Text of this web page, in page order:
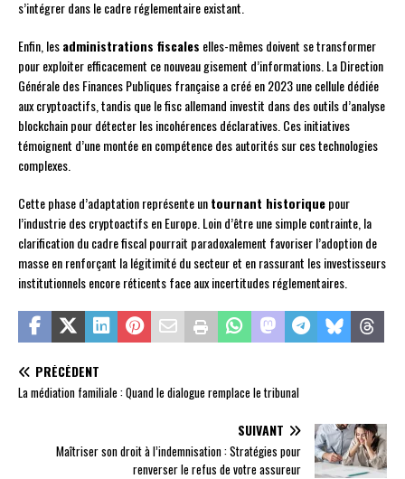
s’intégrer dans le cadre réglementaire existant.
Enfin, lesadministrations fiscales elles-mêmes doivent se transformer
pour exploiter efficacement ce nouveau gisement d’informations. La Direction
Générale des Finances Publiques française a créé en 2023 une cellule dédiée
aux cryptoactifs, tandis que le fisc allemand investit dans des outils d’analyse
blockchain pour détecter les incohérences déclaratives. Ces initiatives
témoignent d’une montée en compétence des autorités sur ces technologies
complexes.
Cette phase d’adaptation représente untournant historiquepour
l’industrie des cryptoactifs en Europe. Loin d’être une simple contrainte, la
clarification du cadre fiscal pourrait paradoxalement favoriser l’adoption de
masse en renforçant la légitimité du secteur et en rassurant les investisseurs
institutionnels encore réticents face aux incertitudes réglementaires.
PRÉCÉDENT
La médiation familiale : Quand le dialogue remplace le tribunal
SUIVANT
Maîtriser son droit à l’indemnisation : Stratégies pour
renverser le refus de votre assureur